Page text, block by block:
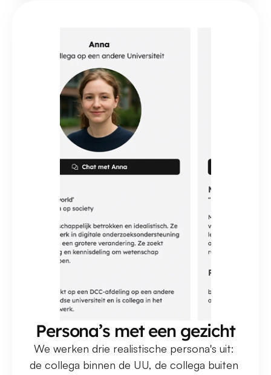
Persona’s met een gezicht
We werken drie realistische persona's uit:
de collega binnen de UU, de collega buiten